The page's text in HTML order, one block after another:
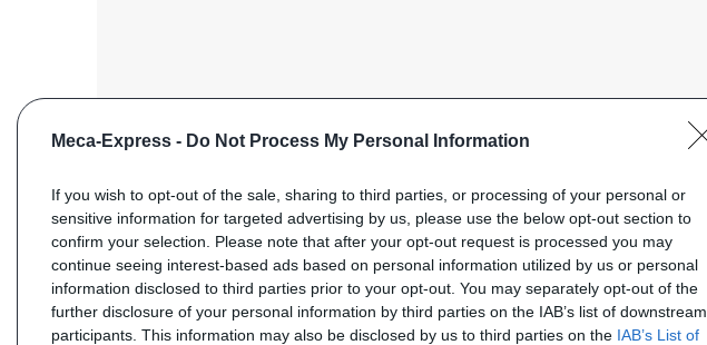
Meca-Express - Do Not Process My Personal Information
If you wish to opt-out of the sale, sharing to third parties, or processing of your personal or
sensitive information for targeted advertising by us, please use the below opt-out section to
confirm your selection. Please note that after your opt-out request is processed you may
continue seeing interest-based ads based on personal information utilized by us or personal
information disclosed to third parties prior to your opt-out. You may separately opt-out of the
further disclosure of your personal information by third parties on the IAB’s list of downstream
participants. This information may also be disclosed by us to third parties on the IAB’s List of
ENVOYER VOTRE DEMANDE